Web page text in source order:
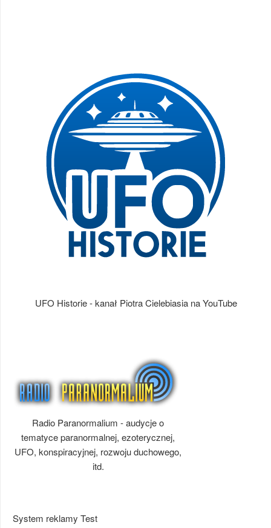
UFO Historie - kanał Piotra Cielebiasia na YouTube
Radio Paranormalium - audycje o
tematyce paranormalnej, ezoterycznej,
UFO, konspiracyjnej, rozwoju duchowego,
itd.
System reklamy Test